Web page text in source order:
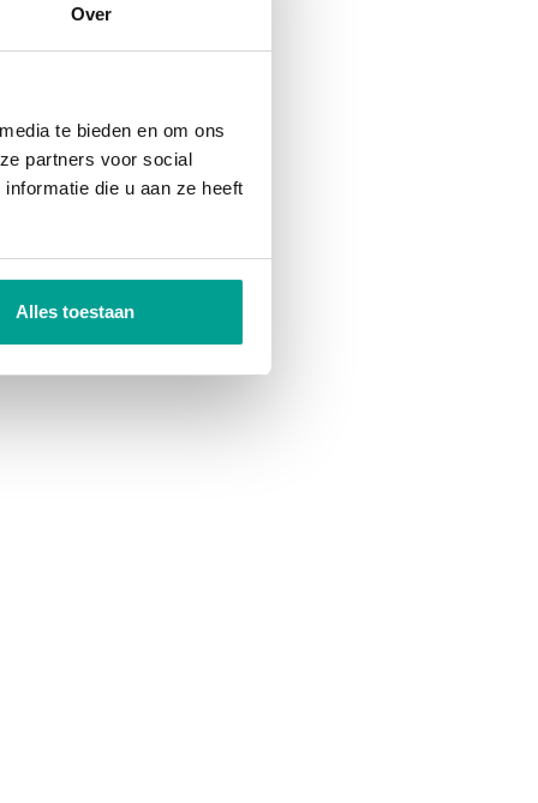
Over
te bieden en om ons
partners voor social
die u aan ze heeft
Alles toestaan